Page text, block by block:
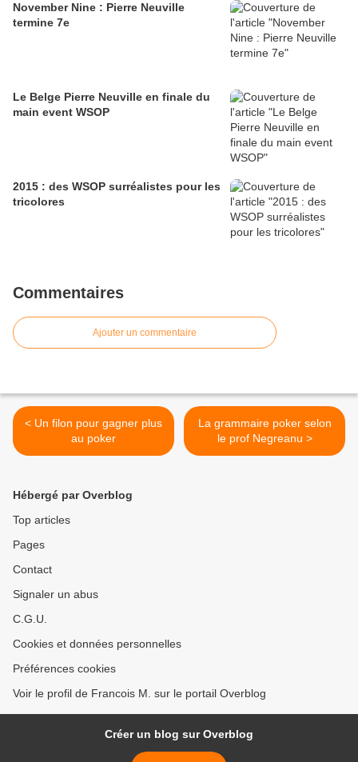
November Nine : Pierre Neuville
termine 7e
Le Belge Pierre Neuville en finale du
main event WSOP
2015 : des WSOP surréalistes pour les
tricolores
Commentaires
Ajouter un commentaire
< Un filon pour gagner plus
au poker
La grammaire poker selon
le prof Negreanu >
Hébergé par Overblog
Top articles
Pages
Contact
Signaler un abus
C.G.U.
Cookies et données personnelles
Préférences cookies
Voir le profil de Francois M. sur le portail Overblog
Créer un blog sur Overblog